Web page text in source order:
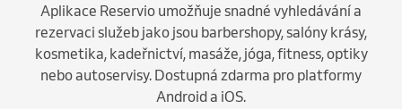
Aplikace Reservio umožňuje snadné vyhledávání a
rezervaci služeb jako jsou barbershopy, salóny krásy,
kosmetika, kadeřnictví, masáže, jóga, fitness, optiky
nebo autoservisy. Dostupná zdarma pro platformy
Android a iOS.